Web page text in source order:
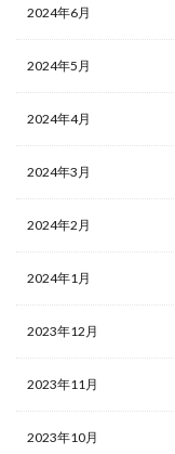
2024年6月
2024年5月
2024年4月
2024年3月
2024年2月
2024年1月
2023年12月
2023年11月
2023年10月